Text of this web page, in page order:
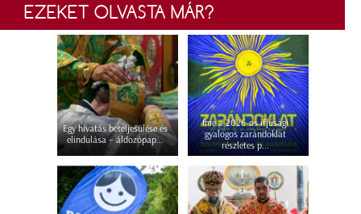
EZEKET OLVASTA MÁR?
Egy hivatás beteljesülése és
elindulása – áldozópap...
Íme a 2026-os ifjúsági
gyalogos zarándoklat
részletes p...